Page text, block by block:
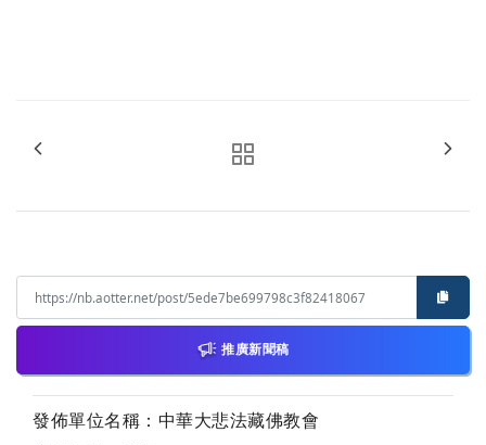
推廣新聞稿
發佈單位名稱：中華大悲法藏佛教會